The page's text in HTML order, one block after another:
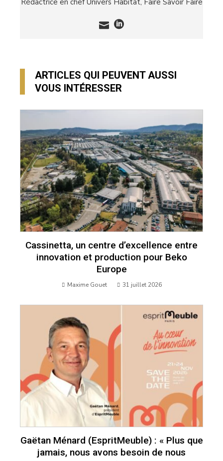
ARTICLES QUI PEUVENT AUSSI
VOUS INTÉRESSER
Cassinetta, un centre d’excellence entre
innovation et production pour Beko
Europe
Maxime Gouet 31 juillet 2026
Gaëtan Ménard (EspritMeuble) : « Plus que
jamais, nous avons besoin de nous